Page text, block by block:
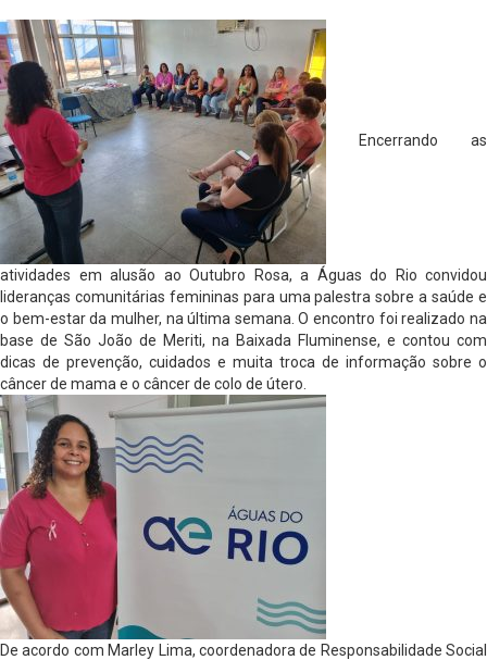
Encerrando as
atividades em alusão ao Outubro Rosa, a Águas do Rio convidou
lideranças comunitárias femininas para uma palestra sobre a saúde e
o bem-estar da mulher, na última semana. O encontro foi realizado na
base de São João de Meriti, na Baixada Fluminense, e contou com
dicas de prevenção, cuidados e muita troca de informação sobre o
câncer de mama e o câncer de colo de útero.
De acordo com Marley Lima, coordenadora de Responsabilidade Social